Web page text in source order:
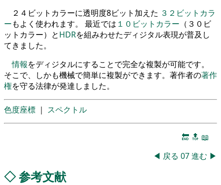
２４ビットカラーに透明度8ビット加えた ３２ビットカラ
ーもよく使われます。 最近では １０ビットカラー （３０ビ
ットカラー）とHDRを組みわせたディジタル表現が普及し
てきました。
情報をディジタルにすることで完全な複製が可能です。
そこで、しかも機械で簡単に複製ができます。著作者の著作
権を守る法律が発達しました。
色度座標 ｜ スペクトル
🔚 🔝 📖
◀ 戻る 07進む ▶
◇参考文献